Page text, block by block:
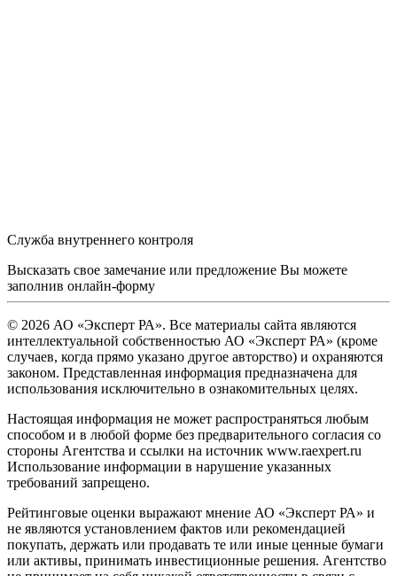
Служба внутреннего контроля
Высказать свое замечание или предложение Вы можете
заполнив онлайн-форму
© 2026 АО «Эксперт РА». Все материалы сайта являются
интеллектуальной собственностью АО «Эксперт РА» (кроме
случаев, когда прямо указано другое авторство) и охраняются
законом. Представленная информация предназначена для
использования исключительно в ознакомительных целях.
Настоящая информация не может распространяться любым
способом и в любой форме без предварительного согласия со
стороны Агентства и ссылки на источник www.raexpert.ru
Использование информации в нарушение указанных
требований запрещено.
Рейтинговые оценки выражают мнение АО «Эксперт РА» и
не являются установлением фактов или рекомендацией
покупать, держать или продавать те или иные ценные бумаги
или активы, принимать инвестиционные решения. Агентство